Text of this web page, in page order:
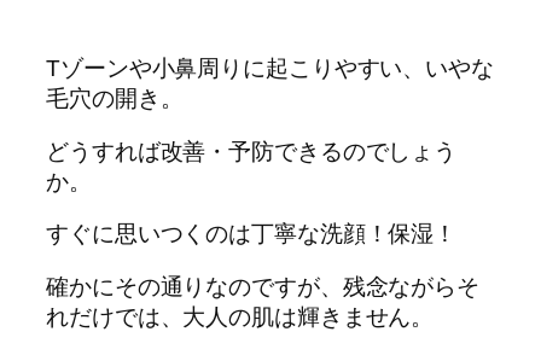
Tゾーンや小鼻周りに起こりやすい、いやな
毛穴の開き。
どうすれば改善・予防できるのでしょう
か。
すぐに思いつくのは丁寧な洗顔！保湿！
確かにその通りなのですが、残念ながらそ
れだけでは、大人の肌は輝きません。